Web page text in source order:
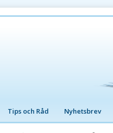
Tips och Råd Nyhetsbrev